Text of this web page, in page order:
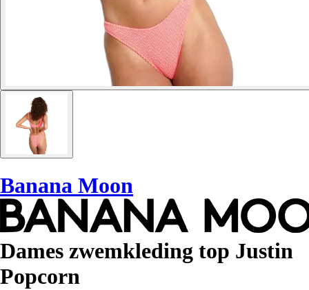
Banana Moon
Dames zwemkleding top Justin
Popcorn